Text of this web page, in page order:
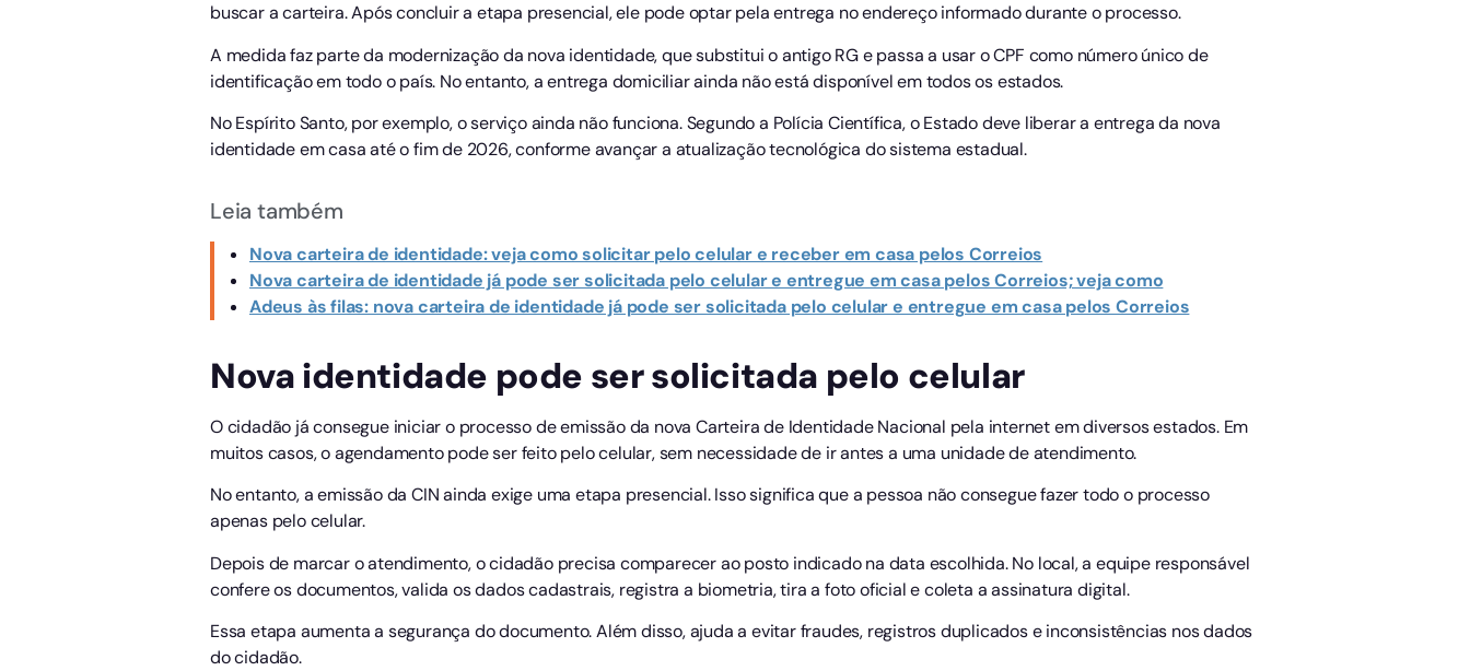
buscar a carteira. Após concluir a etapa presencial, ele pode optar pela entrega no endereço informado durante o processo.
A medida faz parte da modernização da nova identidade, que substitui o antigo RG e passa a usar o CPF como número único de
identificação em todo o país. No entanto, a entrega domiciliar ainda não está disponível em todos os estados.
No Espírito Santo, por exemplo, o serviço ainda não funciona. Segundo a Polícia Científica, o Estado deve liberar a entrega da nova
identidade em casa até o fim de 2026, conforme avançar a atualização tecnológica do sistema estadual.
Leia também
Nova carteira de identidade: veja como solicitar pelo celular e receber em casa pelos Correios
Nova carteira de identidade já pode ser solicitada pelo celular e entregue em casa pelos Correios; veja como
Adeus às filas: nova carteira de identidade já pode ser solicitada pelo celular e entregue em casa pelos Correios
Nova identidade pode ser solicitada pelo celular
O cidadão já consegue iniciar o processo de emissão da nova Carteira de Identidade Nacional pela internet em diversos estados. Em
muitos casos, o agendamento pode ser feito pelo celular, sem necessidade de ir antes a uma unidade de atendimento.
No entanto, a emissão da CIN ainda exige uma etapa presencial. Isso significa que a pessoa não consegue fazer todo o processo
apenas pelo celular.
Depois de marcar o atendimento, o cidadão precisa comparecer ao posto indicado na data escolhida. No local, a equipe responsável
confere os documentos, valida os dados cadastrais, registra a biometria, tira a foto oficial e coleta a assinatura digital.
Essa etapa aumenta a segurança do documento. Além disso, ajuda a evitar fraudes, registros duplicados e inconsistências nos dados
do cidadão.